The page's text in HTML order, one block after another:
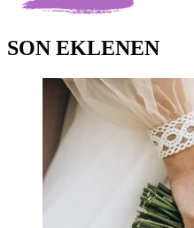
SON EKLENEN